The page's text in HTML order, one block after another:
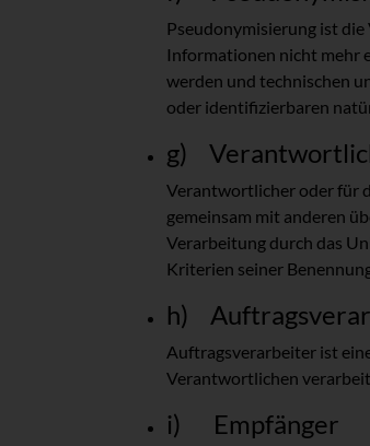
Pseudonymisierung ist
Informationen nicht mehr
werden und technischen
oder identifizierbaren
g)
Verantwortlicher oder für
gemeinsam mit anderen
Verarbeitung durch das
Kriterien seiner
h)
Auftragsverarbeiter ist
Verantwortlichen
i) Empfänger